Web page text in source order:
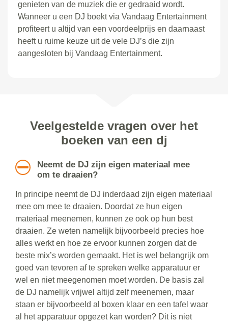
genieten van de muziek die er gedraaid wordt.
Wanneer u een DJ boekt via Vandaag Entertainment
profiteert u altijd van een voordeelprijs en daarnaast
heeft u ruime keuze uit de vele DJ’s die zijn
aangesloten bij Vandaag Entertainment.
Veelgestelde vragen over het
boeken van een dj
Neemt de DJ zijn eigen materiaal mee
om te draaien?
In principe neemt de DJ inderdaad zijn eigen materiaal
mee om mee te draaien. Doordat ze hun eigen
materiaal meenemen, kunnen ze ook op hun best
draaien. Ze weten namelijk bijvoorbeeld precies hoe
alles werkt en hoe ze ervoor kunnen zorgen dat de
beste mix’s worden gemaakt. Het is wel belangrijk om
goed van tevoren af te spreken welke apparatuur er
wel en niet meegenomen moet worden. De basis zal
de DJ namelijk vrijwel altijd zelf meenemen, maar
staan er bijvoorbeeld al boxen klaar en een tafel waar
al het apparatuur opgezet kan worden? Dit is niet